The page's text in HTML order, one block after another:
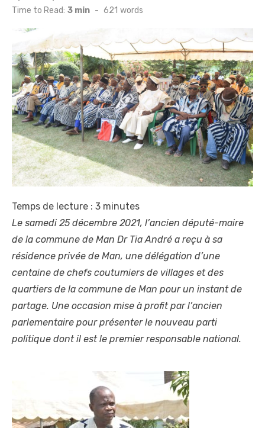
Time to Read: 3 min - 621 words
Temps de lecture : 3 minutes
Le samedi 25 décembre 2021, l’ancien député-maire
de la commune de Man Dr Tia André a reçu à sa
résidence privée de Man, une délégation d’une
centaine de chefs coutumiers de villages et des
quartiers de la commune de Man pour un instant de
partage. Une occasion mise à profit par l’ancien
parlementaire pour présenter le nouveau parti
politique dont il est le premier responsable national.